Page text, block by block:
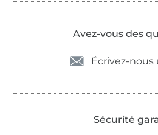
Avez-vous des
Écrivez-nous
Sécurité